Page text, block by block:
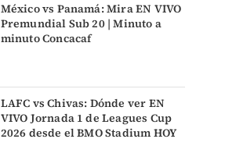
México vs Panamá: Mira EN VIVO
Premundial Sub 20 | Minuto a
minuto Concacaf
LAFC vs Chivas: Dónde ver EN
VIVO Jornada 1 de Leagues Cup
2026 desde el BMO Stadium HOY